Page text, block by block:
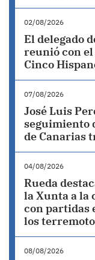
02/08/2026
El delegado
reunió con
Cinco
07/08/2026
José Luis
seguimiento
de Canarias
04/08/2026
Rueda
la Xunta a la
con partidas
los
08/08/2026